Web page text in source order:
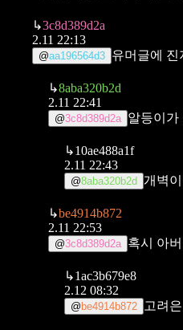
↳3c8d389d2a
2.11 22:13
@aa196564d3 유머글에 진
↳8aba320b2d
2.11 22:41
@3c8d389d2a 알등이가
↳10ae488a1f
2.11 22:43
@8aba320b2d 개벽
↳be4914b872
2.11 22:53
@3c8d389d2a 혹시 아
↳1ac3b679e8
2.12 08:32
@ be4914b872 고려